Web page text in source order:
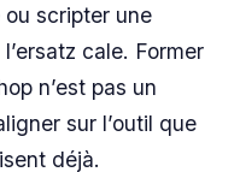
scripter une
cale. Former
n’est pas un
sur l’outil que
déjà.